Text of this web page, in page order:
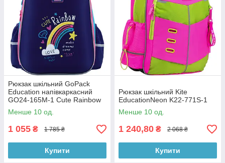
Рюкзак шкільний GoPack
Education напівкаркасний
GO24-165M-1 Cute Rainbow
Менше 10 од.
1 055 ₴ 1 785 ₴
Купити
Рюкзак шкільний Kite
EducationNeon K22-771S-1
Менше 10 од.
1 240,80 ₴ 2 068 ₴
Купити